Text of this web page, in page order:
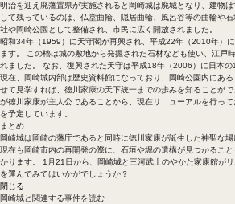
明治を迎え廃藩置県が実施されると岡崎城は廃城となり、建物
して残っているのは、仏堂曲輪、隠居曲輪、風呂谷等の曲輪や
社や岡崎公園として整備され、市民に広く開放されました。
昭和34年（1959）に天守閣が再興され、平成22年（2010年）
ます。 この櫓は城の敷地から発掘された石材なども使い、江戸
れました。 なお、復興された天守は平成18年（2006）に日本の
現在、岡崎城内部は歴史資料館になっており、岡崎公園内にあ
せて見学すれば、徳川家康の天下統一までの歩みを知ることが
が徳川家康が主人公であることから、現在リニューアルを行っ
を予定しています。
まとめ
岡崎城は岡崎の藩庁であると同時に徳川家康が誕生した神聖な場
現在も岡崎市内の再開発の際に、石垣や堀の遺構が見つかるこ
かります。 1月21日から、岡崎城と三河武士のやかた家康館が
を運んでみてはいかがでしょうか？
閉じる
岡崎城と関連する事件を読む